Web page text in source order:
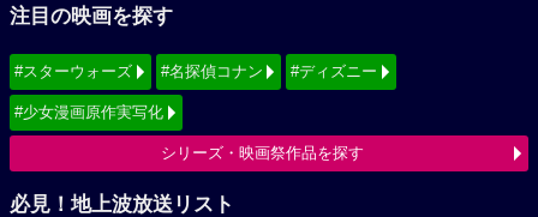
注目の映画を探す
#スターウォーズ #名探偵コナン #ディズニー
#少女漫画原作実写化
シリーズ・映画祭作品を探す
必見！地上波放送リスト